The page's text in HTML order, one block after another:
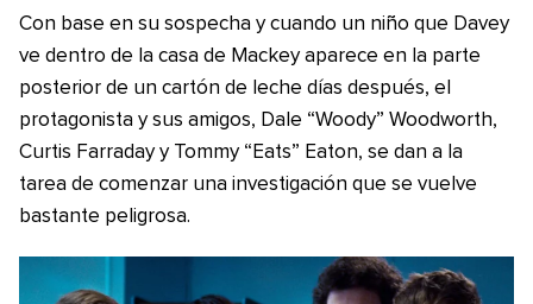
Con base en su sospecha y cuando un niño que Davey
ve dentro de la casa de Mackey aparece en la parte
posterior de un cartón de leche días después, el
protagonista y sus amigos, Dale “Woody” Woodworth,
Curtis Farraday y Tommy “Eats” Eaton, se dan a la
tarea de comenzar una investigación que se vuelve
bastante peligrosa.